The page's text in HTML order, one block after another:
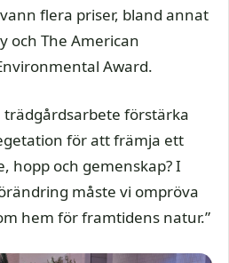
flera priser, bland annat
och The American
Award.
trädgårdsarbete förstärka
för att främja ett
hopp och gemenskap? I
måste vi ompröva
hem för framtidens natur.”